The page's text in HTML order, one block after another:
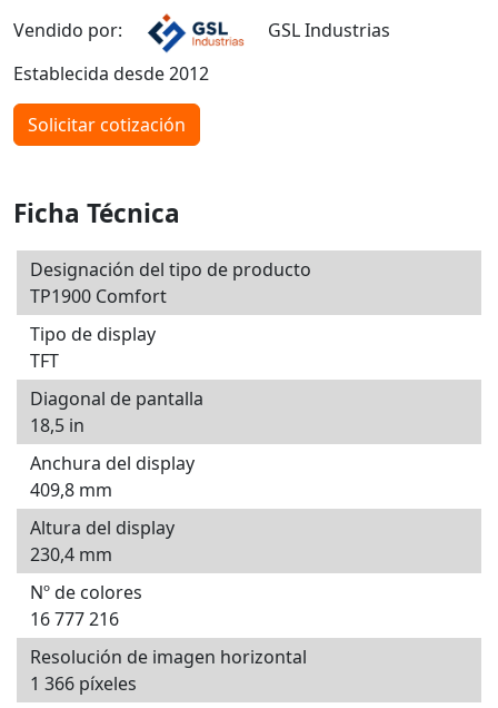
Vendido por:
GSL Industrias
Establecida desde 2012
Solicitar cotización
Ficha Técnica
Designación del tipo de producto
TP1900 Comfort
Tipo de display
TFT
Diagonal de pantalla
18,5 in
Anchura del display
409,8 mm
Altura del display
230,4 mm
Nº de colores
16 777 216
Resolución de imagen horizontal
1 366 píxeles